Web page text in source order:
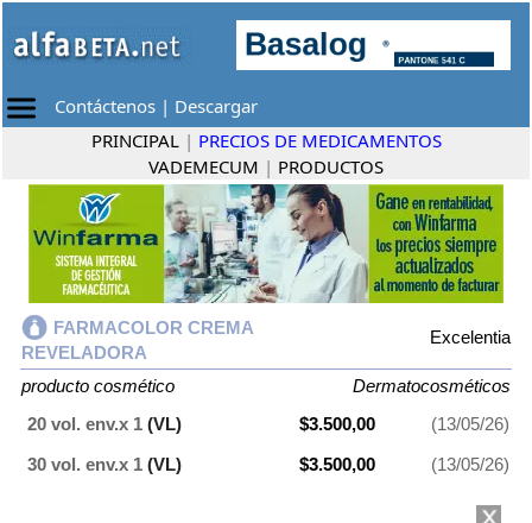
Contáctenos | Descargar
PRINCIPAL | PRECIOS DE MEDICAMENTOS
VADEMECUM | PRODUCTOS
FARMACOLOR CREMA
REVELADORA
Excelentia
producto cosmético
Dermatocosméticos
20 vol. env.x 1 (VL) $3.500,00
(13/05/26)
30 vol. env.x 1 (VL) $3.500,00 (13/05/26)